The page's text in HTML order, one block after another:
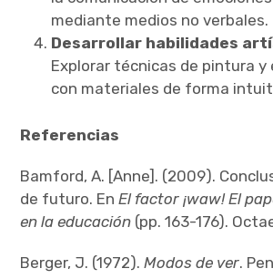
mediante medios no verbales.
Desarrollar habilidades
Explorar técnicas de pintura
con materiales de forma
Referencias
Bamford, A. [Anne]. (2009).
de futuro. EnEl factor ¡waw! El
en la educación (pp. 163-176).
Berger, J. (1972).Modos de ver.